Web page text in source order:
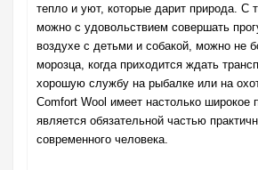
тепло и уют, которые дарит природа. С
можно с удовольствием совершать
воздухе с детьми и собакой, можно не
морозца, когда приходится ждать
хорошую службу на рыбалке или на
Comfort Wool имеет настолько широкое
является обязательной частью
современного человека.